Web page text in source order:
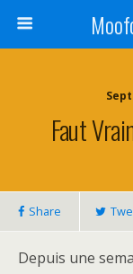
Faut
Share
Depuis une